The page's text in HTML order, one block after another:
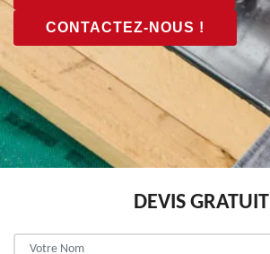
CONTACTEZ-NOUS !
DEVIS GRATUIT